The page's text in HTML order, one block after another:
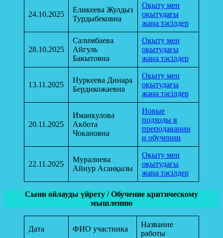
24.10.2025
Еликеева Жулдыз
Турдыбековна
Оқыту мен
оқытудағы
жаңа тәсілдер
28.10.2025
Салимбаева
Айгуль
Бакытовна
Оқыту мен
оқытудағы
жаңа тәсілдер
13.11.2025
Нуркеева Динара
Бердикожаевна
Оқыту мен
оқытудағы
жаңа тәсілдер
20.11.2025
Иманкулова
Акбота
Чокановна
Новые
подходы в
преподавании
и обучении
22.11.2025
Муралиева
Айнур Асанқызы
Оқыту мен
оқытудағы
жаңа тәсілдер
Сыни ойлауды үйрету / Обучение критическому
мышлению
Дата ФИО участника
Название
работы